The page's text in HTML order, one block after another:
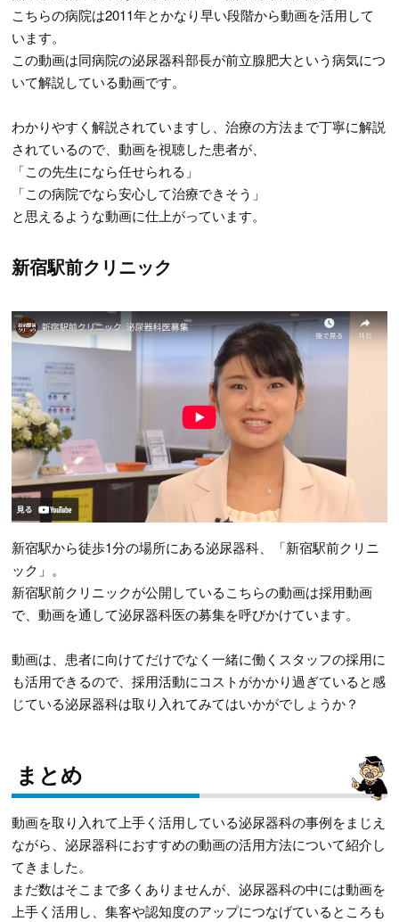
こちらの病院は2011年とかなり早い段階から動画を活用して
います。
この動画は同病院の泌尿器科部長が前立腺肥大という病気につ
いて解説している動画です。
わかりやすく解説されていますし、治療の方法まで丁寧に解説
されているので、動画を視聴した患者が、
「この先生になら任せられる」
「この病院でなら安心して治療できそう」
と思えるような動画に仕上がっています。
新宿駅前クリニック
新宿駅から徒歩1分の場所にある泌尿器科、「新宿駅前クリニ
ック」。
新宿駅前クリニックが公開しているこちらの動画は採用動画
で、動画を通して泌尿器科医の募集を呼びかけています。
動画は、患者に向けてだけでなく一緒に働くスタッフの採用に
も活用できるので、採用活動にコストがかかり過ぎていると感
じている泌尿器科は取り入れてみてはいかがでしょうか？
まとめ
動画を取り入れて上手く活用している泌尿器科の事例をまじえ
ながら、泌尿器科におすすめの動画の活用方法について紹介し
てきました。
まだ数はそこまで多くありませんが、泌尿器科の中には動画を
上手く活用し、集客や認知度のアップにつなげているところも